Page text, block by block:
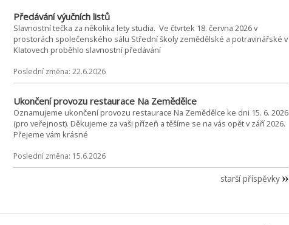
Předávání výučních listů
Slavnostní tečka za několika lety studia. Ve čtvrtek 18. června 2026 v
prostorách společenského sálu Střední školy zemědělské a potravinářské v
Klatovech proběhlo slavnostní předávání
Poslední změna: 22.6.2026
Ukončení provozu restaurace Na Zemědělce
Oznamujeme ukončení provozu restaurace Na Zemědělce ke dni 15. 6. 2026
(pro veřejnost). Děkujeme za vaši přízeň a těšíme se na vás opět v září 2026.
Přejeme vám krásné
Poslední změna: 15.6.2026
starší příspěvky